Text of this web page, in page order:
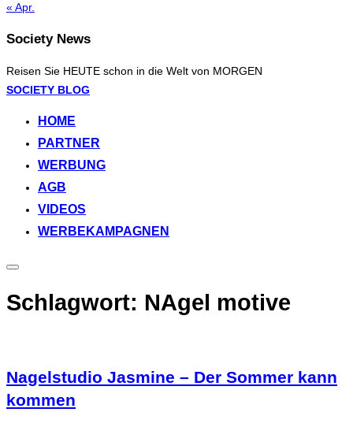
« Apr.
Society News
Reisen Sie HEUTE schon in die Welt von MORGEN
Zum
springen
SOCIETY BLOG
HOME
PARTNER
WERBUNG
AGB
VIDEOS
WERBEKAMPAGNEN
Seitenleiste
Navigation
umschalten
Schlagwort: NAgel motive
Nagelstudio Jasmine – Der Sommer kann
kommen